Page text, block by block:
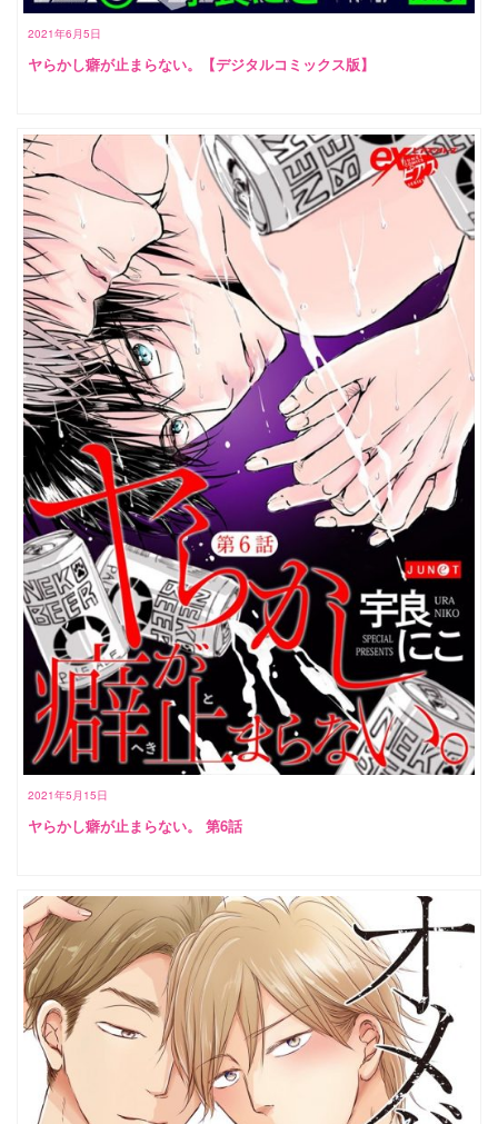
2021年6月5日
ヤらかし癖が止まらない。【デジタルコミックス版】
2021年5月15日
ヤらかし癖が止まらない。 第6話